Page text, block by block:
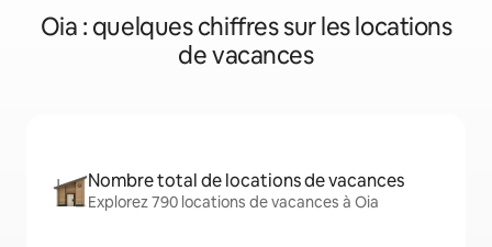
Oia : quelques chiffres sur les locations
de vacances
Nombre total de locations de vacances
Explorez 790 locations de vacances à Oia